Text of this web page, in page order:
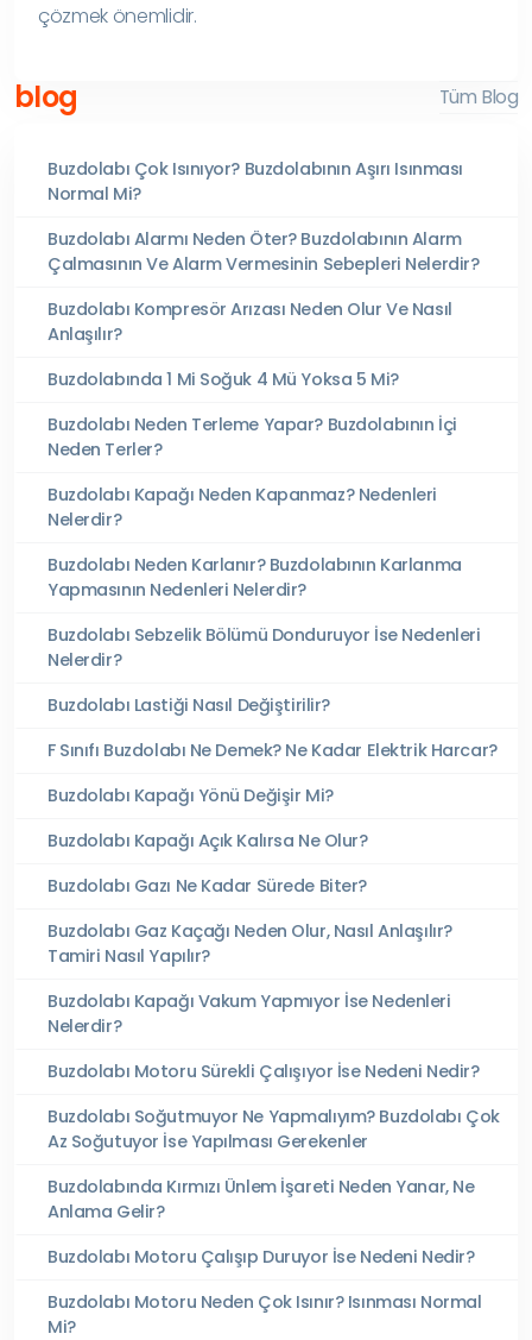
çözmek önemlidir.
blog Tüm Blog
Buzdolabı Çok Isınıyor? Buzdolabının Aşırı Isınması
Normal Mi?
Buzdolabı Alarmı Neden Öter? Buzdolabının Alarm
Çalmasının Ve Alarm Vermesinin Sebepleri Nelerdir?
Buzdolabı Kompresör Arızası Neden Olur Ve Nasıl
Anlaşılır?
Buzdolabında 1 Mi Soğuk 4 Mü Yoksa 5 Mi?
Buzdolabı Neden Terleme Yapar? Buzdolabının İçi
Neden Terler?
Buzdolabı Kapağı Neden Kapanmaz? Nedenleri
Nelerdir?
Buzdolabı Neden Karlanır? Buzdolabının Karlanma
Yapmasının Nedenleri Nelerdir?
Buzdolabı Sebzelik Bölümü Donduruyor İse Nedenleri
Nelerdir?
Buzdolabı Lastiği Nasıl Değiştirilir?
F Sınıfı Buzdolabı Ne Demek? Ne Kadar Elektrik Harcar?
Buzdolabı Kapağı Yönü Değişir Mi?
Buzdolabı Kapağı Açık Kalırsa Ne Olur?
Buzdolabı Gazı Ne Kadar Sürede Biter?
Buzdolabı Gaz Kaçağı Neden Olur, Nasıl Anlaşılır?
Tamiri Nasıl Yapılır?
Buzdolabı Kapağı Vakum Yapmıyor İse Nedenleri
Nelerdir?
Buzdolabı Motoru Sürekli Çalışıyor İse Nedeni Nedir?
Buzdolabı Soğutmuyor Ne Yapmalıyım? Buzdolabı Çok
Az Soğutuyor İse Yapılması Gerekenler
Buzdolabında Kırmızı Ünlem İşareti Neden Yanar, Ne
Anlama Gelir?
Buzdolabı Motoru Çalışıp Duruyor İse Nedeni Nedir?
Buzdolabı Motoru Neden Çok Isınır? Isınması Normal
Mi?